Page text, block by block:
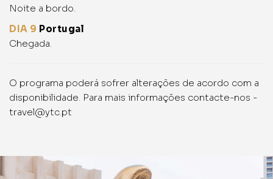
Noite a bordo.
DIA 9 Portugal
Chegada.
O programa poderá sofrer alterações de acordo com a
disponibilidade. Para mais informações contacte-nos -
travel@ytc.pt